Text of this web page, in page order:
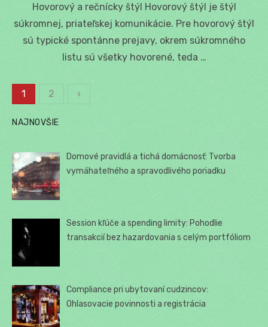
Hovorový a rečnícky štýl Hovorový štýl je štýl
súkromnej, priateľskej komunikácie. Pre hovorový štýl
sú typické spontánne prejavy, okrem súkromného
listu sú všetky hovorené, teda …
Stránkovanie
príspevkov
1 2 ‹
NAJNOVŠIE
Domové pravidlá a tichá domácnosť: Tvorba
vymáhateľného a spravodlivého poriadku
Session kľúče a spending limity: Pohodlie
transakcií bez hazardovania s celým portfóliom
Compliance pri ubytovaní cudzincov:
Ohlasovacie povinnosti a registrácia